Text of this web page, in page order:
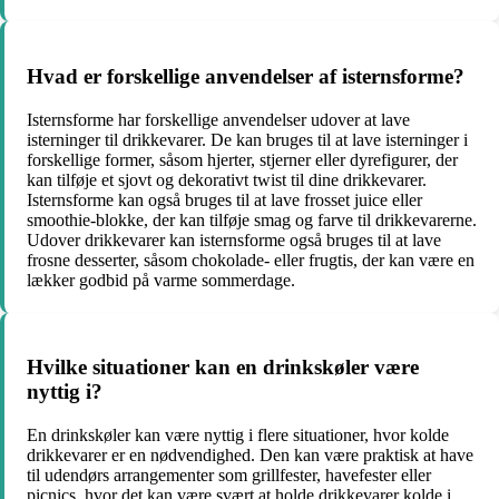
Hvad er forskellige anvendelser af isternsforme?
Isternsforme har forskellige anvendelser udover at lave
isterninger til drikkevarer. De kan bruges til at lave isterninger i
forskellige former, såsom hjerter, stjerner eller dyrefigurer, der
kan tilføje et sjovt og dekorativt twist til dine drikkevarer.
Isternsforme kan også bruges til at lave frosset juice eller
smoothie-blokke, der kan tilføje smag og farve til drikkevarerne.
Udover drikkevarer kan isternsforme også bruges til at lave
frosne desserter, såsom chokolade- eller frugtis, der kan være en
lækker godbid på varme sommerdage.
Hvilke situationer kan en drinkskøler være
nyttig i?
En drinkskøler kan være nyttig i flere situationer, hvor kolde
drikkevarer er en nødvendighed. Den kan være praktisk at have
til udendørs arrangementer som grillfester, havefester eller
picnics, hvor det kan være svært at holde drikkevarer kolde i